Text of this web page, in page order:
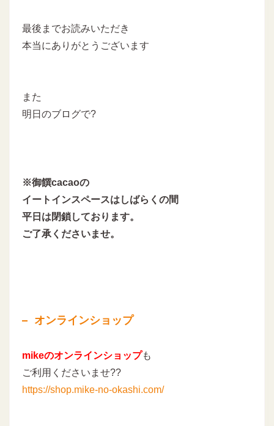
最後までお読みいただき
本当にありがとうございます
また
明日のブログで?
※御饌cacaoの
イートインスペースはしばらくの間
平日は閉鎖しております。
ご了承くださいませ。
オンラインショップ
mikeのオンラインショップも
ご利用くださいませ??
https://shop.mike-no-okashi.com/